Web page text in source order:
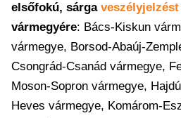
elsőfokú, sárga veszélyjelzést
vármegyére: Bács-Kiskun
vármegye, Borsod-Abaúj-
Csongrád-Csanád vármegye,
Moson-Sopron vármegye,
Heves vármegye, Komárom-